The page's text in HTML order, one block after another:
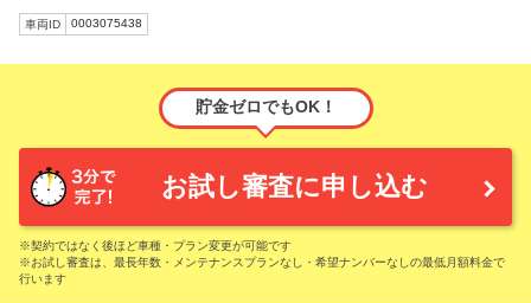
車両ID 0003075438
貯金ゼロでもOK！
お試し審査に申し込む
※契約ではなく後ほど車種・プラン変更が可能です
※お試し審査は、最長年数・メンテナンスプランなし・希望ナンバーなしの最低月額料金で
行います